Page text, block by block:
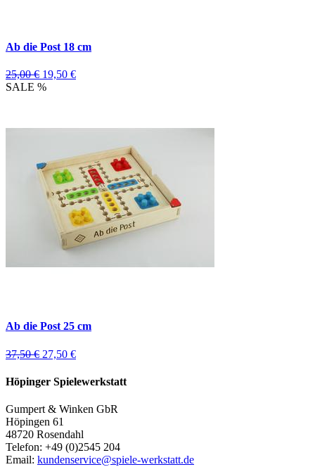
Ab die Post 18 cm
25,00 € 19,50 €
SALE %
Ab die Post 25 cm
37,50 € 27,50 €
Höpinger Spielewerkstatt
Gumpert & Winken GbR
Höpingen 61
48720 Rosendahl
Telefon: +49 (0)2545 204
Email: kundenservice@spiele-werkstatt.de